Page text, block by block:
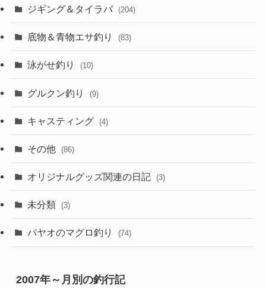
ジギング＆タイラバ (204)
底物＆青物エサ釣り (83)
泳がせ釣り (10)
グルクン釣り (9)
キャスティング (4)
その他 (86)
オリジナルグッズ関連の日記 (3)
未分類 (3)
パヤオのマグロ釣り (74)
2007年～月別の釣行記